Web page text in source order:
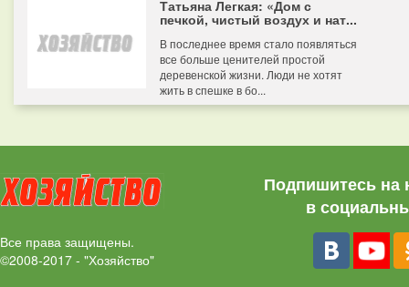
Татьяна Легкая: «Дом с
печкой, чистый воздух и нат...
В последнее время стало появляться
все больше ценителей простой
деревенской жизни. Люди не хотят
жить в спешке в бо...
Все права защищены.
©2008-2017 - "Хозяйство"
Подпишитесь на
в